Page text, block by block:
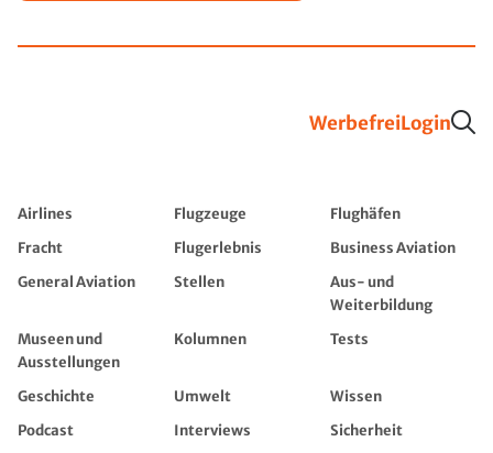
WerbefreiLogin
Airlines Flugzeuge
Flughäfen
Fracht
Flugerlebnis
Business Aviation
General Aviation
Stellen
Aus- und
Weiterbildung
Museen und
Ausstellungen
Kolumnen Tests
Geschichte Umwelt
Wissen
Podcast
Interviews
Sicherheit